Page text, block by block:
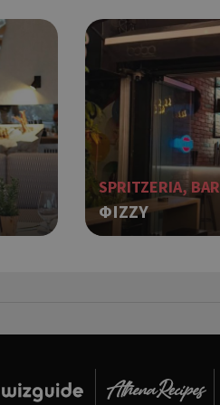
SPRITZERIA, BAR
ΦIZZY
χρήστη μεταξύ σελίδων.
σκοπούς Capping δηλαδή να
φορά την ημέρα στον χρήστη
ενέργειες όπως είναι το
τα push up και push down
για τη διάκριση
ρομπότ. Αυτό είναι
ιστότοπο, προκειμένου να
σχετικά με τη χρήση του
σκοπούς Capping δηλαδή να
τα push up και push down
σκοπούς Capping δηλαδή να
ενέργειες όπως είναι το
τα push up και push down